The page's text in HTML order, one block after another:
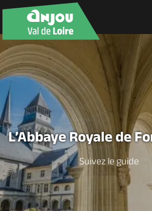
Découvrir
À voir, à faire
Agenda
Dormir, manger
Séjours, cadeaux
L’Abbaye Royale de
Suivez le guide